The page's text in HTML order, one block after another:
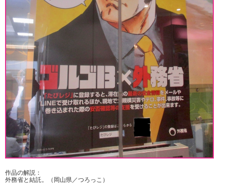
作品の解説：
外務省と結託。（岡山県／つろっこ）